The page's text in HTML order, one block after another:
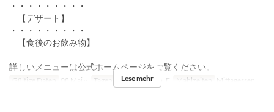
・・・・・・・・・
【デザート】
・・・・・・・・・
【食後のお飲み物】
詳しいメニューは公式ホームページをご覧ください。
Gültige Daten 08 Mai ~ Tagen Mo, Di, Mi, Do, F Mahlzeiten Mittagessen
Lese mehr